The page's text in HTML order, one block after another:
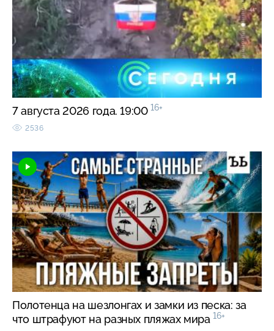
7 августа 2026 года. 19:00 16+
2536
Полотенца на шезлонгах и замки из песка: за
что штрафуют на разных пляжах мира 16+